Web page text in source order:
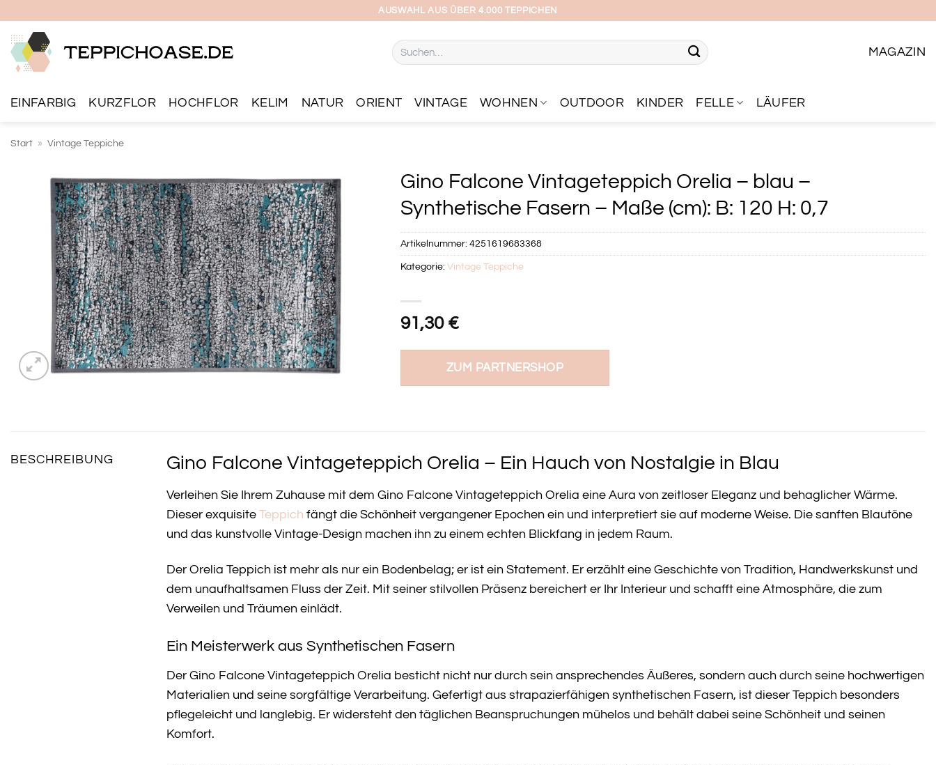
springen
AUSWAHL AUS ÜBER 4.000 TEPPICHEN
Suchen
nach:
MAGAZIN
EINFARBIG KURZFLOR HOCHFLOR KELIM NATUR ORIENT VINTAGE WOHNEN OUTDOOR KINDER FELLE LÄUFER
Start » Vintage Teppiche
Gino Falcone Vintageteppich Orelia – blau –
Synthetische Fasern – Maße (cm): B: 120 H: 0,7
91,30 €
ZUM PARTNERSHOP
Artikelnummer: 4251619683368
Kategorie: Vintage Teppiche
BESCHREIBUNG Gino Falcone Vintageteppich Orelia – Ein Hauch von Nostalgie in Blau
Verleihen Sie Ihrem Zuhause mit dem Gino Falcone Vintageteppich Orelia eine Aura von zeitloser Eleganz und behaglicher Wärme.
Dieser exquisite Teppich fängt die Schönheit vergangener Epochen ein und interpretiert sie auf moderne Weise. Die sanften Blautöne
und das kunstvolle Vintage-Design machen ihn zu einem echten Blickfang in jedem Raum.
Der Orelia Teppich ist mehr als nur ein Bodenbelag; er ist ein Statement. Er erzählt eine Geschichte von Tradition, Handwerkskunst und
dem unaufhaltsamen Fluss der Zeit. Mit seiner stilvollen Präsenz bereichert er Ihr Interieur und schafft eine Atmosphäre, die zum
Verweilen und Träumen einlädt.
Ein Meisterwerk aus Synthetischen Fasern
Der Gino Falcone Vintageteppich Orelia besticht nicht nur durch sein ansprechendes Äußeres, sondern auch durch seine hochwertigen
Materialien und seine sorgfältige Verarbeitung. Gefertigt aus strapazierfähigen synthetischen Fasern, ist dieser Teppich besonders
pflegeleicht und langlebig. Er widersteht den täglichen Beanspruchungen mühelos und behält dabei seine Schönheit und seinen
Komfort.